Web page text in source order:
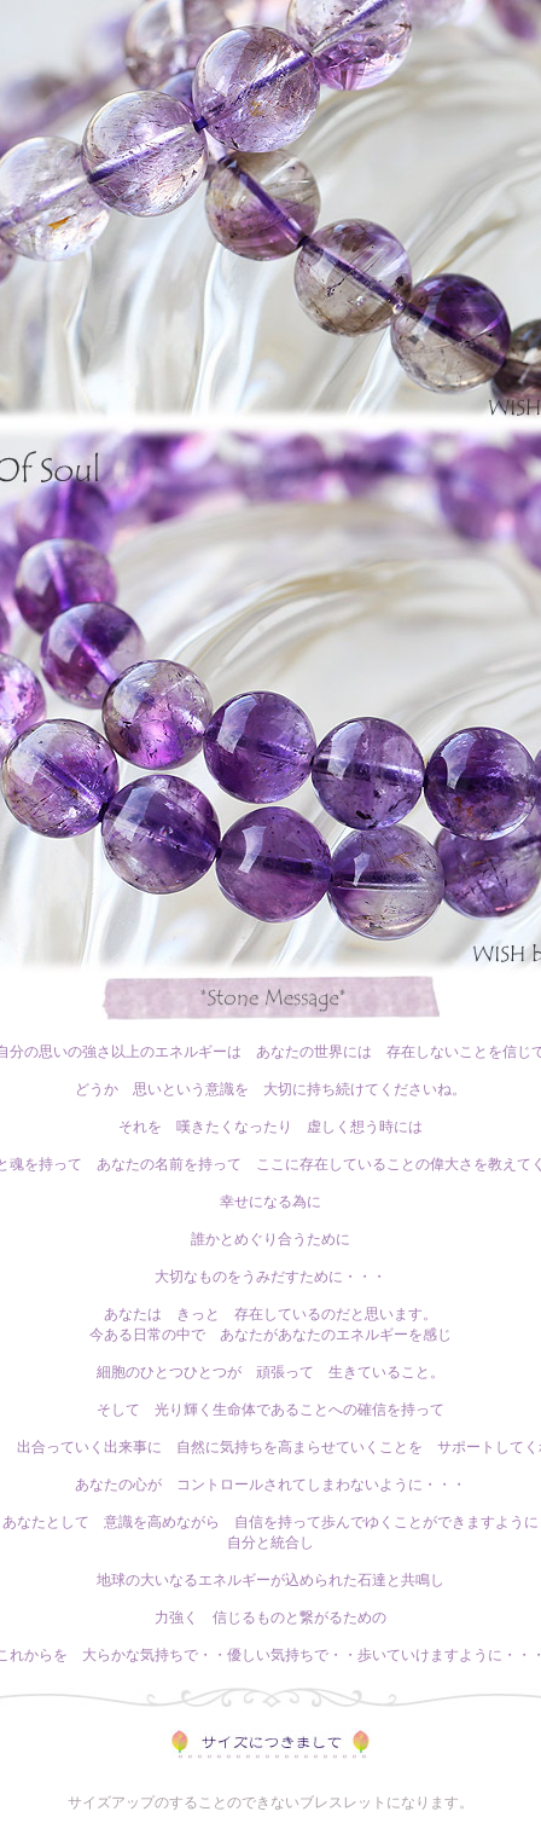
分の思いの強さ以上のエネルギーは あなたの世界には 存在しないことを信じ
どうか 思いという意識を 大切に持ち続けてくださいね。
それを 嘆きたくなったり 虚しく想う時には
を持って あなたの名前を持って ここに存在していることの偉大さを教えてく
幸せになる為に
誰かとめぐり合うために
大切なものをうみだすために・・・
あなたは きっと 存在しているのだと思います。
今ある日常の中で あなたがあなたのエネルギーを感じ
細胞のひとつひとつが 頑張って 生きていること。
そして 光り輝く生命体であることへの確信を持って
出合っていく出来事に 自然に気持ちを高まらせていくことを サポートしてく
あなたの心が コントロールされてしまわないように・・・
なたとして 意識を高めながら 自信を持って歩んでゆくことができますように
自分と統合し
地球の大いなるエネルギーが込められた石達と共鳴し
力強く 信じるものと繋がるための
れからを 大らかな気持ちで・・優しい気持ちで・・歩いていけますように・・・
サイズアップのすることのできないブレスレットになります。